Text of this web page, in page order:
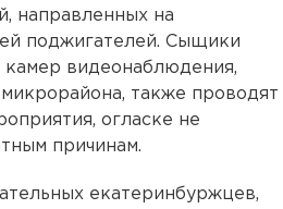
направленных на
поджигателей. Сыщики
камер видеонаблюдения,
также проводят
огласке не
причинам.
екатеринбуржцев,